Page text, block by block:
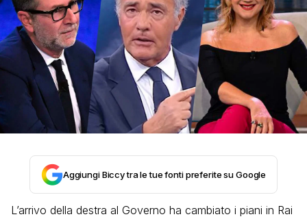
Aggiungi Biccy tra le tue fonti preferite su Google
L’arrivo della destra al Governo ha cambiato i piani in Rai